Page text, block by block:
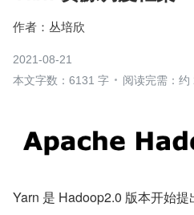
作者： 丛培欣
2021-08-21
本文字数：6131 字
阅读完需：约
Yarn 是 Hadoop2.0 版本开始